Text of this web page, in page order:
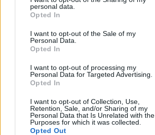
personal data.
Opted In
I want to opt-out of the Sale of my
Personal Data.
Opted In
I want to opt-out of processing my
Personal Data for Targeted Advertising.
Opted In
I want to opt-out of Collection, Use,
Retention, Sale, and/or Sharing of my
Personal Data that Is Unrelated with the
Purposes for which it was collected.
Opted Out
Αποδέχομαι τους
και την πολιτική απορρήτου
X